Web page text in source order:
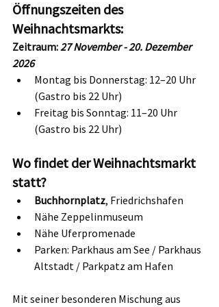
Öffnungszeiten des
Weihnachtsmarkts:
Zeitraum: 27 November - 20. Dezember
2026
Montag bis Donnerstag: 12–20 Uhr
(Gastro bis 22 Uhr)
Freitag bis Sonntag: 11–20 Uhr
(Gastro bis 22 Uhr)
Wo findet der Weihnachtsmarkt
statt?
Buchhornplatz, Friedrichshafen
Nähe Zeppelinmuseum
Nähe Uferpromenade
Parken: Parkhaus am See / Parkhaus
Altstadt / Parkpatz am Hafen
Mit seiner besonderen Mischung aus